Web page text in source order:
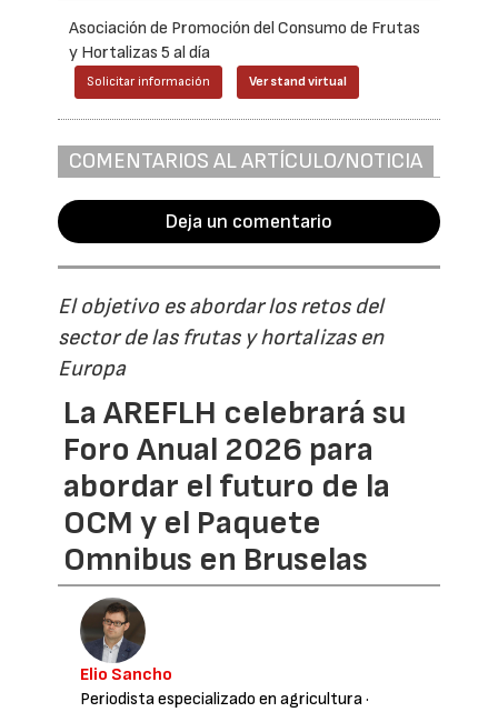
Asociación de Promoción del Consumo de Frutas
y Hortalizas 5 al día
Solicitar información Ver stand virtual
COMENTARIOS AL ARTÍCULO/NOTICIA
Deja un comentario
El objetivo es abordar los retos del
sector de las frutas y hortalizas en
Europa
La AREFLH celebrará su
Foro Anual 2026 para
abordar el futuro de la
OCM y el Paquete
Omnibus en Bruselas
Elio Sancho
Periodista especializado en agricultura·